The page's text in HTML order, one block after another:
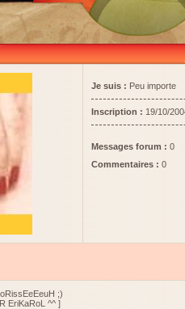
Je suis : Peu importe
Inscription : 19/10/
Messages forum : 0
Commentaires : 0
;)
EriKaRoL ^^ ]